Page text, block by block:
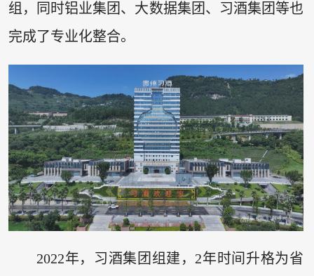
组，同时铝业集团、大数据集团、习酒集团等也
完成了专业化整合。
2022年，习酒集团组建，2年时间升格为省